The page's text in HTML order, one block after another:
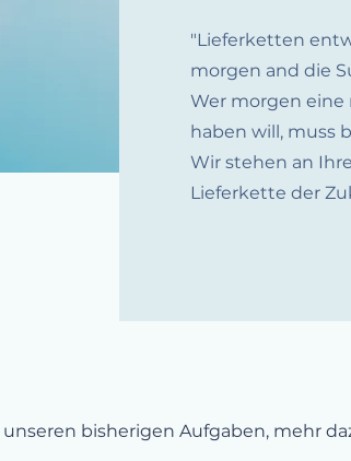
"Lieferketten
morgen and die
Wer morgen
haben will, muss
Wir stehen an
Lieferkette der
bisherigen Aufgaben, mehr